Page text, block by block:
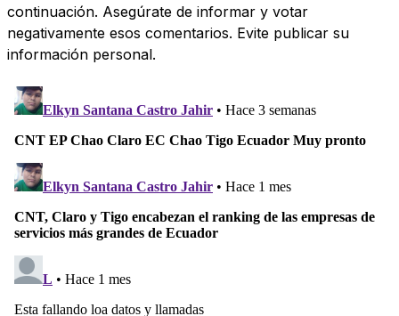
continuación. Asegúrate de informar y votar
negativamente esos comentarios. Evite publicar su
información personal.